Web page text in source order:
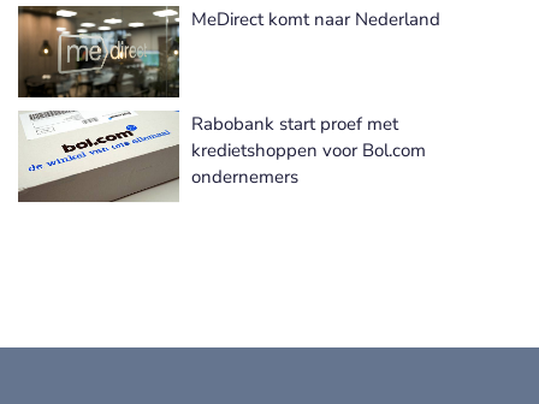
MeDirect komt naar Nederland
Rabobank start proef met
kredietshoppen voor Bol.com
ondernemers